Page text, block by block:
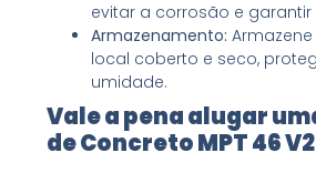
evitar a corrosão e
Armazenamento:
local coberto e seco,
umidade.
Vale a pena alugar
de Concreto MPT 46